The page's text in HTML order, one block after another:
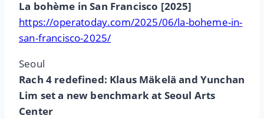
La bohème in San Francisco [2025]
https://operatoday.com/2025/06/la-boheme-in-
san-francisco-2025/
Seoul
Rach 4 redefined: Klaus Mäkelä and Yunchan
Lim set a new benchmark at Seoul Arts
Center